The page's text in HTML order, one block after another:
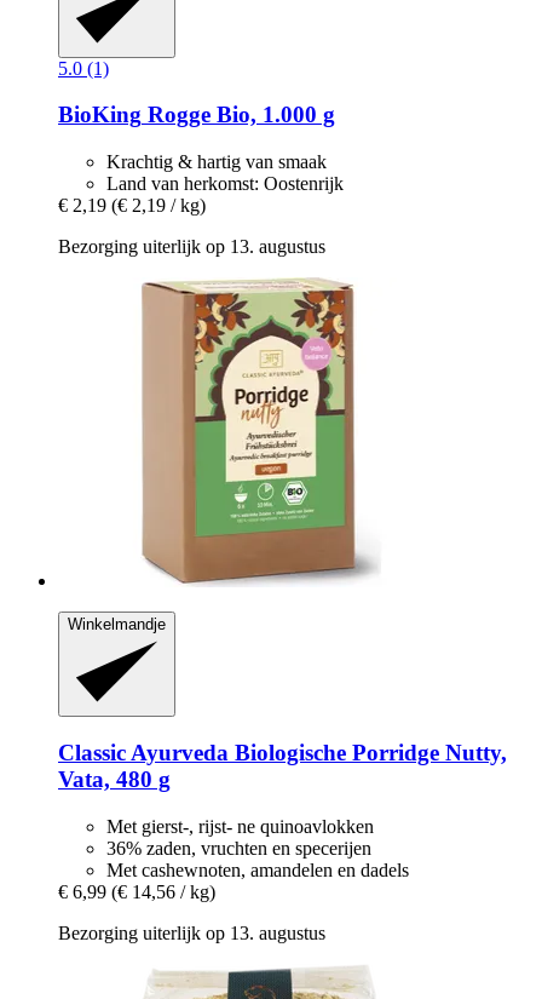
5.0 (1)
BioKing Rogge Bio, 1.000 g
Krachtig & hartig van smaak
Land van herkomst: Oostenrijk
€ 2,19 (€ 2,19 / kg)
Bezorging uiterlijk op 13. augustus
Winkelmandje
Classic Ayurveda Biologische Porridge Nutty,
Vata, 480 g
Met gierst-, rijst- ne quinoavlokken
36% zaden, vruchten en specerijen
Met cashewnoten, amandelen en dadels
€ 6,99 (€ 14,56 / kg)
Bezorging uiterlijk op 13. augustus